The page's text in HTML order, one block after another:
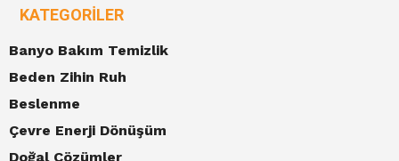
KATEGORILER
Banyo Bakım Temizlik
Beden Zihin Ruh
Beslenme
Çevre Enerji Dönüşüm
Doğal Çözümler